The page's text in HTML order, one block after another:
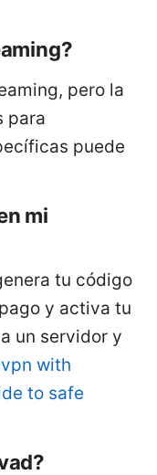
pero la
para
puede
mi
tu código
y activa tu
un servidor y
with
to safe